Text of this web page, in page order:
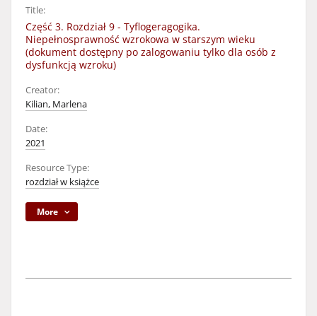
Title:
Część 3. Rozdział 9 - Tyflogeragogika.
Niepełnosprawność wzrokowa w starszym wieku
(dokument dostępny po zalogowaniu tylko dla osób z
dysfunkcją wzroku)
Creator:
Kilian, Marlena
Date:
2021
Resource Type:
rozdział w książce
More